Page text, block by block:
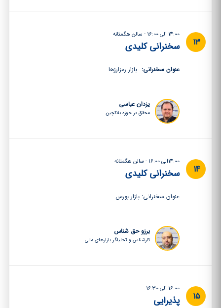
14:00 الی 16:00 - سالن هگمتانه
سخنرانی کلیدی
عنوان سخنرانی: بازار رمزارزها
یزدان عباسی
محقق در حوزه بلاکچین
13
14:00الی 16:00 - سالن هگمتانه
سخنرانی کلیدی
عنوان سخنرانی: بازار بورس
برزو حق شناس
کارشناس و تحلیلگر بازارهای مالی
14
16:00 الی 16:30
پذیرایی 15